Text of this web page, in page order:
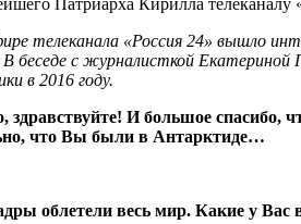
телеканала «Россия 24» вышло
с журналисткой Екатериной
в 2016 году.
И большое спасибо,
что Вы были в Антарктиде…
облетели весь мир. Какие у Вас